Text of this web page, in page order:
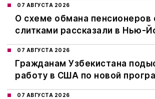
07 АВГУСТА 2026
О схеме обмана пенсионеров
слитками рассказали в Нью-
07 АВГУСТА 2026
Гражданам Узбекистана
работу в США по новой
07 АВГУСТА 2026